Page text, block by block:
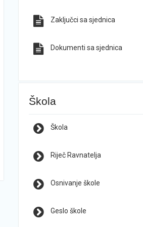
Zaključci sa sjednica
Dokumenti sa sjednica
Škola
Škola
Riječ Ravnatelja
Osnivanje škole
Geslo škole